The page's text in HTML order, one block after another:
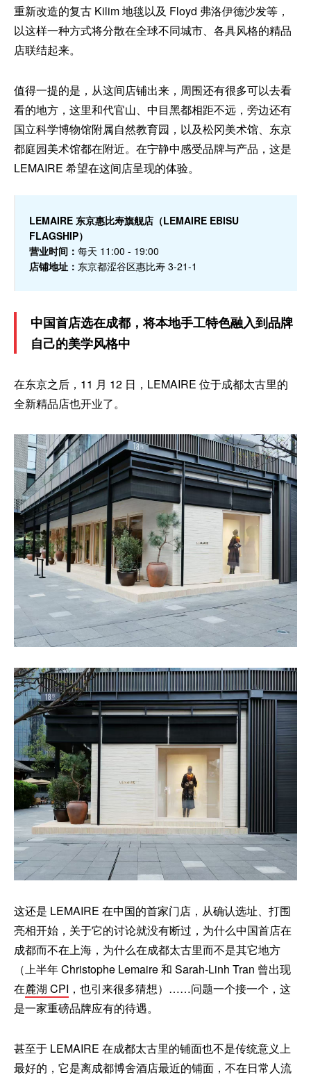
重新改造的复古 Kilim 地毯以及 Floyd 弗洛伊德沙发等，
以这样一种方式将分散在全球不同城市、各具风格的精品
店联结起来。
值得一提的是，从这间店铺出来，周围还有很多可以去看
看的地方，这里和代官山、中目黑都相距不远，旁边还有
国立科学博物馆附属自然教育园，以及松冈美术馆、东京
都庭园美术馆都在附近。在宁静中感受品牌与产品，这是
LEMAIRE 希望在这间店呈现的体验。
LEMAIRE 东京惠比寿旗舰店（LEMAIRE EBISU
FLAGSHIP）
营业时间： 每天 11:00 - 19:00
店铺地址： 东京都涩谷区惠比寿 3-21-1
中国首店选在成都，将本地手工特色融入到品牌
自己的美学风格中
在东京之后，11 月 12 日，LEMAIRE 位于成都太古里的
全新精品店也开业了。
这还是 LEMAIRE 在中国的首家门店，从确认选址、打围
亮相开始，关于它的讨论就没有断过，为什么中国首店在
成都而不在上海，为什么在成都太古里而不是其它地方
（上半年 Christophe Lemaire 和 Sarah-Linh Tran 曾出现
在麓湖 CPI ，也引来很多猜想）……问题一个接一个，这
是一家重磅品牌应有的待遇。
甚至于 LEMAIRE 在成都太古里的铺面也不是传统意义上
最好的，它是离成都博舍酒店最近的铺面，不在日常人流